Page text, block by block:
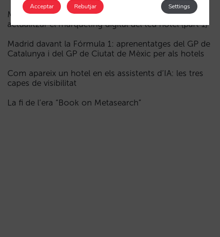
Menys campanyes, més intel·ligents: manual IA per
actualitzar el màrqueting digital del teu hotel (part 1)
Madrid davant la Fórmula 1: aprenentatges del GP de
Catalunya i del GP de Ciutat de Mèxic per als hotels
Com apareix un hotel en els assistents d’IA: les tres
capes de visibilitat
La fi de l’era “Book on Metasearch”
Acceptar Settings
Rebutjar